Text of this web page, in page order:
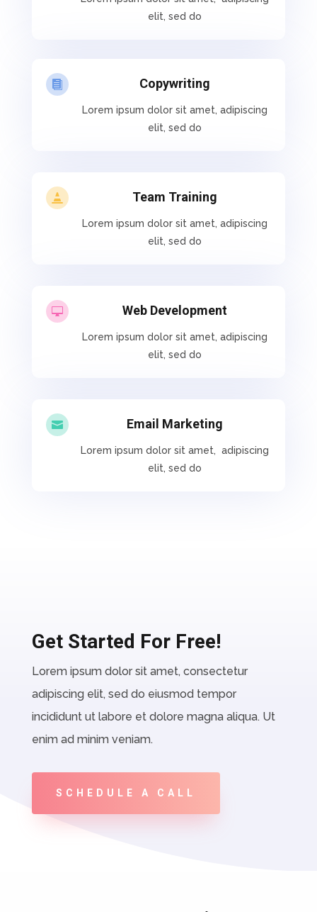
elit, sed do
 Copywriting
Lorem ipsum dolor sit amet, adipiscing
elit, sed do
 Team Training
Lorem ipsum dolor sit amet, adipiscing
elit, sed do
 Web Development
Lorem ipsum dolor sit amet, adipiscing
elit, sed do
 Email Marketing
Lorem ipsum dolor sit amet, adipiscing
elit, sed do
Get Started For Free!
Lorem ipsum dolor sit amet, consectetur
adipiscing elit, sed do eiusmod tempor
incididunt ut labore et dolore magna aliqua. Ut
enim ad minim veniam.
SCHEDULE A CALL